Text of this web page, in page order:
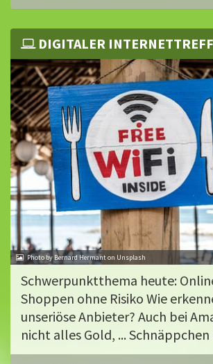
DIGITALER INTERNETTREFF
Photo by Bernard Hermant on Unsplash
Schwerpunktthema heute:
Shoppen ohne Risiko Wie
unseriöse Anbieter? Auch bei
nicht alles Gold, ... Schnäppchen